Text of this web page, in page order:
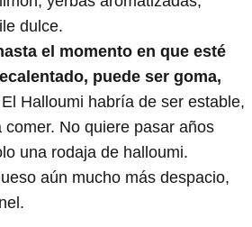
dulce.
el momento en que esté
puede ser goma,
El Halloumi habría de ser estable,
comer. No quiere pasar años
una rodaja de halloumi.
aún mucho más despacio,